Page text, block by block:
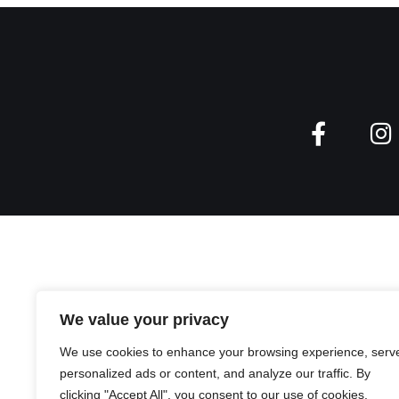
We value your privacy
We use cookies to enhance your browsing experience,
personalized ads or content, and analyze our traffic. By
clicking "Accept All", you consent to our use of cookies.